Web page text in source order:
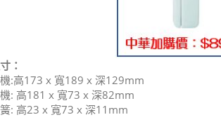
：
:高173 x 寬189 x 深129mm
: 高181 x 寬73 x 深82mm
: 高23 x 寬73 x 深11mm